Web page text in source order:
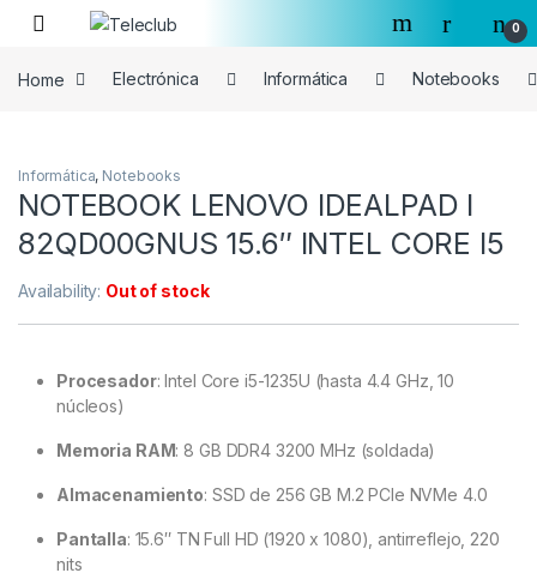
Skip to navigation
Skip to content
0
Home Electrónica Informática Notebooks
Informática, Notebooks
NOTEBOOK LENOVO IDEALPAD I
82QD00GNUS 15.6″ INTEL CORE I5
Availability: Out of stock
Procesador:Intel Core i5-1235U (hasta 4.4 GHz, 10
núcleos)
Memoria RAM: 8 GB DDR4 3200 MHz (soldada)
Almacenamiento: SSD de 256 GB M.2 PCIe NVMe 4.0
Pantalla: 15.6″ TN Full HD (1920 x 1080), antirreflejo, 220
nits